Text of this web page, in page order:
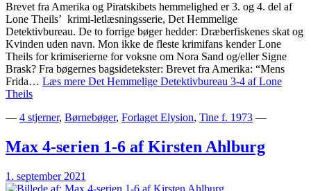
Brevet fra Amerika og Piratskibets hemmelighed er 3. og 4. del af
Lone Theils’ krimi-letlæsningsserie, Det Hemmelige
Detektivbureau. De to forrige bøger hedder: Dræberfiskenes skat og
Kvinden uden navn. Mon ikke de fleste krimifans kender Lone
Theils for krimiserierne for voksne om Nora Sand og/eller Signe
Brask? Fra bøgernes bagsidetekster: Brevet fra Amerika: “Mens
Frida… Læs mere Det Hemmelige Detektivbureau 3-4 af Lone
Theils
— 4 stjerner, Børnebøger, Forlaget Elysion, Tine f. 1973 —
Max 4-serien 1-6 af Kirsten Ahlburg
1. september 2021